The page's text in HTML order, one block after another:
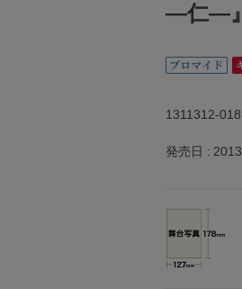
―仁―
1311312-018
発売日